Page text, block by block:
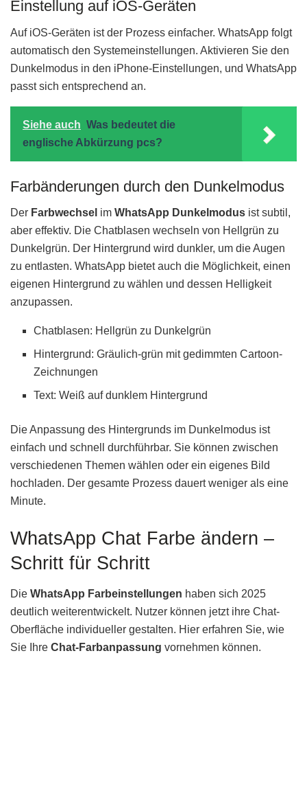
Einstellung auf iOS-Geräten
Auf iOS-Geräten ist der Prozess einfacher. WhatsApp folgt
automatisch den Systemeinstellungen. Aktivieren Sie den
Dunkelmodus in den iPhone-Einstellungen, und WhatsApp
passt sich entsprechend an.
Siehe auch Was bedeutet die
englische Abkürzung pcs?
Farbänderungen durch den Dunkelmodus
Der Farbwechsel im WhatsApp Dunkelmodus ist subtil,
aber effektiv. Die Chatblasen wechseln von Hellgrün zu
Dunkelgrün. Der Hintergrund wird dunkler, um die Augen
zu entlasten. WhatsApp bietet auch die Möglichkeit, einen
eigenen Hintergrund zu wählen und dessen Helligkeit
anzupassen.
Chatblasen: Hellgrün zu Dunkelgrün
Hintergrund: Gräulich-grün mit gedimmten Cartoon-
Zeichnungen
Text: Weiß auf dunklem Hintergrund
Die Anpassung des Hintergrunds im Dunkelmodus ist
einfach und schnell durchführbar. Sie können zwischen
verschiedenen Themen wählen oder ein eigenes Bild
hochladen. Der gesamte Prozess dauert weniger als eine
Minute.
WhatsApp Chat Farbe ändern –
Schritt für Schritt
Die WhatsApp Farbeinstellungen haben sich 2025
deutlich weiterentwickelt. Nutzer können jetzt ihre Chat-
Oberfläche individueller gestalten. Hier erfahren Sie, wie
Sie Ihre Chat-Farbanpassung vornehmen können.